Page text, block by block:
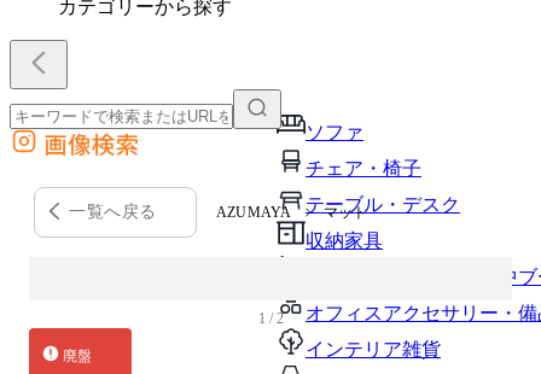
カテゴリーから探す
ソファ
チェア・椅子
テーブル・デスク
収納家具
パーソナルブース・集中
オフィスアクセサリー・備
インテリア雑貨
外部サイトの商品をカートに追加
他のサイトで見つけた商品ページのURLを貼り付けて、カートに追加できます
画像検索
一覧へ戻る AZUMAYA マット
1 / 2
廃盤